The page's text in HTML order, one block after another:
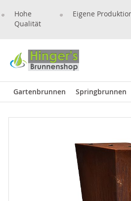
Hohe
Qualität
Eigene
Gartenbrunnen Springbrunnen